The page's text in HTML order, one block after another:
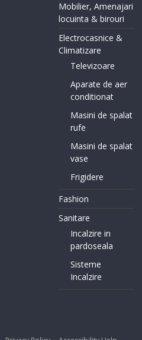
Mobilier, Amenajari
locuinta & birouri
Electrocasnice &
Climatizare
Televizoare
Aparate de aer
conditionat
Masini de spalat
rufe
Masini de spalat
vase
Frigidere
Fashion
Sanitare
Incalzire in
pardoseala
Sisteme
Incalzire